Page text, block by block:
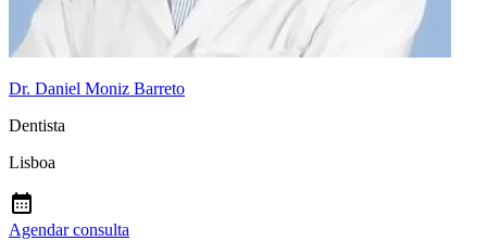
Dr. Daniel Moniz Barreto
Dentista
Lisboa
Agendar consulta